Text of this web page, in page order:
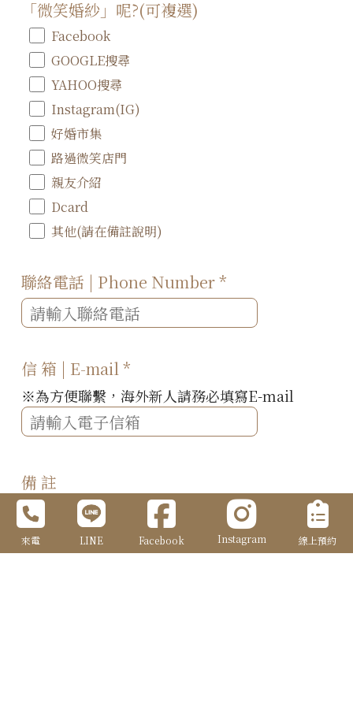
「微笑婚紗」呢?(可複選)
Facebook
GOOGLE搜尋
YAHOO搜尋
Instagram(IG)
好婚市集
路過微笑店門
親友介紹
Dcard
其他(請在備註說明)
聯絡電話 | Phone Number*
信 箱 | E-mail*
※為方便聯繫，海外新人請務必填寫E-mail
備 註
來電 LINE Facebook Instagram 線上預約